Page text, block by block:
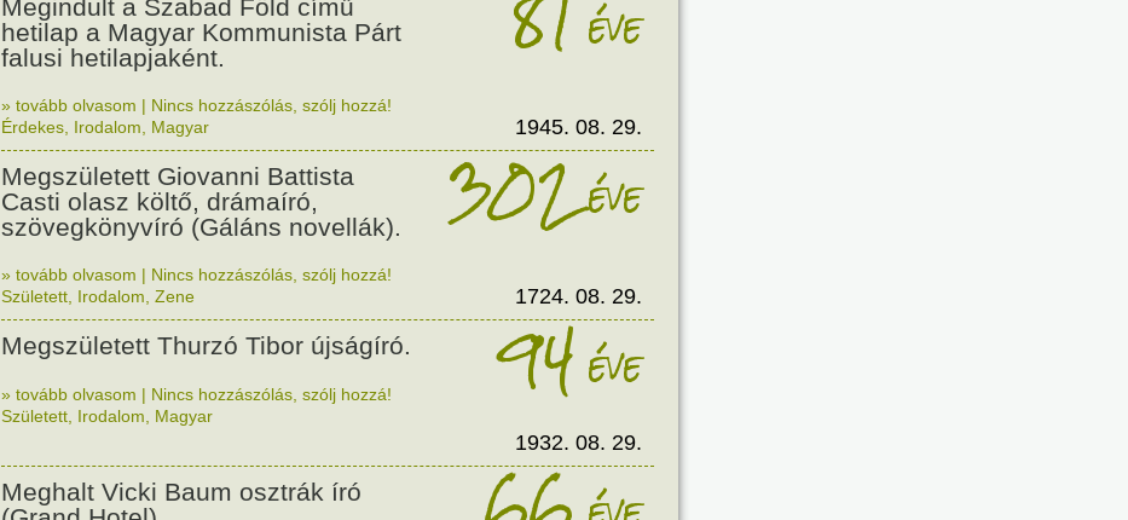
Megindult a Szabad Föld című
hetilap a Magyar Kommunista Párt
falusi hetilapjaként.
éve
» tovább olvasom | Nincs hozzászólás, szólj hozzá!
Érdekes Irodalom Magyar 1945. 08. 29.
Megszületett Giovanni Battista
Casti olasz költő, drámaíró,
szövegkönyvíró (Gáláns novellák).
302éve
» tovább olvasom | Nincs hozzászólás, szólj hozzá!
Született Irodalom Zene 1724. 08. 29.
Megszületett Thurzó Tibor újságíró. 94éve
» tovább olvasom | Nincs hozzászólás, szólj hozzá!
Született Irodalom Magyar
1932. 08. 29.
Meghalt Vicki Baum osztrák író